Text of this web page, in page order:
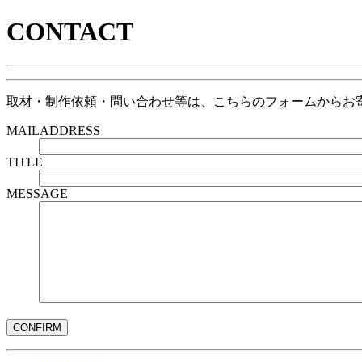
CONTACT
取材・制作依頼・問い合わせ等は、こちらのフォームからお
MAILADDRESS
TITLE
MESSAGE